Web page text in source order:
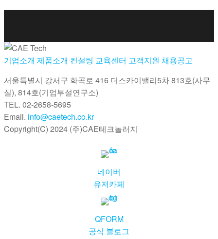
기업소개 제품소개 컨설팅 교육센터 고객지원 채용공고
서울특별시 강서구 화곡로 416 더스카이밸리5차813호(사무
실), 814호(기업부설연구소)
TEL. 02-2658-5695
Email. info@caetech.co.kr
Copyright(C) 2024 (주)CAE테크놀러지
네이버
유저카페
QFORM
공식 블로그